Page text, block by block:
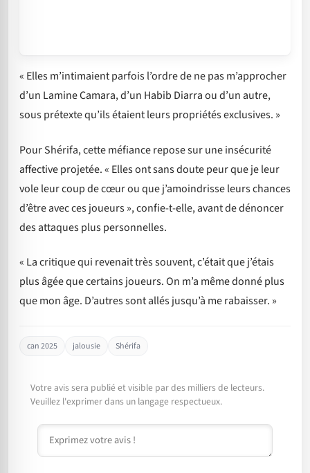
« Elles m’intimaient parfois l’ordre de ne pas m’approcher
d’un Lamine Camara, d’un Habib Diarra ou d’un autre,
sous prétexte qu’ils étaient leurs propriétés exclusives. »
Pour Shérifa, cette méfiance repose sur une insécurité
affective projetée. « Elles ont sans doute peur que je leur
vole leur coup de cœur ou que j’amoindrisse leurs chances
d’être avec ces joueurs », confie-t-elle, avant de dénoncer
des attaques plus personnelles.
« La critique qui revenait très souvent, c’était que j’étais
plus âgée que certains joueurs. On m’a même donné plus
que mon âge. D’autres sont allés jusqu’à me rabaisser. »
can 2025 jalousie Shérifa
Votre avis sera publié et visible par des milliers de lecteurs.
Veuillez l'exprimer dans un langage respectueux.
Commentaire